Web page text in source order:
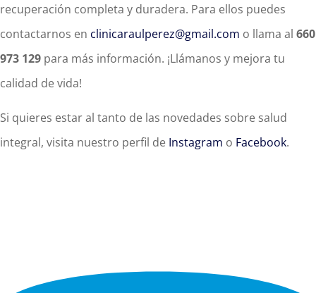
recuperación completa y duradera. Para ellos puedes
contactarnos en clinicaraulperez@gmail.com o llama al 660
973 129 para más información. ¡Llámanos y mejora tu
calidad de vida!
Si quieres estar al tanto de las novedades sobre salud
integral, visita nuestro perfil de Instagram o Facebook.